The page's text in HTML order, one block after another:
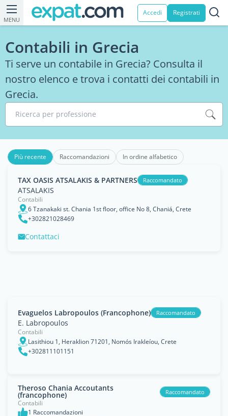
MENU
Accedi Registrati
Contabili in Grecia
Ti serve un contabile in Grecia? Consulta il
nostro elenco e trova i contatti dei contabili in
Grecia.
Ricerca per professione
Più recente Raccomandazioni In ordine alfabetico
TAX OASIS ATSALAKIS & PARTNERS Raccomandato
ATSALAKIS
Contabili
6 Tzanakaki st. Chania 1st floor, office No 8, Chaniá, Crete
+302821028469
Contattaci
Evaguelos Labropoulos (Francophone) Raccomandato
E. Labropoulos
Contabili
Lasithiou 1, Heraklion 71201, Nomós Irakleíou, Crete
+302811101151
Theroso Chania Accoutants
(francophone) Raccomandato
Contabili
1 Raccomandazioni